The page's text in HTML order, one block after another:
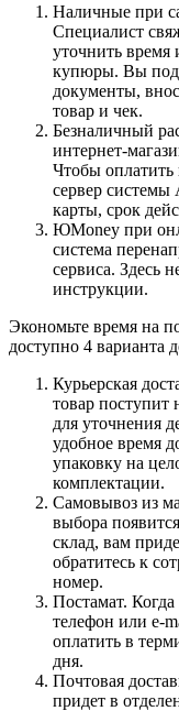
Наличные при
Специалист
уточнить время
купюры. Вы
документы,
товар и чек.
Безналичный
интернет-
Чтобы оплатить
сервер системы
карты, срок
ЮMoney при
система
сервиса. Здесь
инструкции.
Экономьте время на
доступно 4 варианта
Курьерская
товар поступит
для уточнения
удобное время
упаковку на
комплектации.
Самовывоз из
выбора
склад, вам
обратитесь к
номер.
Постамат. Когда
телефон или e-
оплатить в
дня.
Почтовая
придет в